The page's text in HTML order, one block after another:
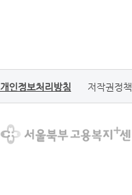
개인정보처리방침 저작권정책